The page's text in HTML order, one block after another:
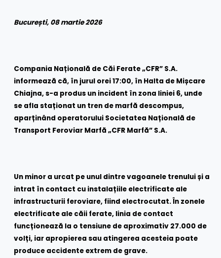
București, 08 martie 2026
Compania Națională de Căi Ferate „CFR” S.A.
informează că, în jurul orei 17:00, în Halta de Mișcare
Chiajna, s-a produs un incident în zona liniei 6, unde
se afla staționat un tren de marfă descompus,
aparținând operatorului Societatea Națională de
Transport Feroviar Marfă „CFR Marfă” S.A.
Un minor a urcat pe unul dintre vagoanele trenului și a
intrat în contact cu instalațiile electrificate ale
infrastructurii feroviare, fiind electrocutat. În zonele
electrificate ale căii ferate, linia de contact
funcționează la o tensiune de aproximativ 27.000 de
volți, iar apropierea sau atingerea acesteia poate
produce accidente extrem de grave.